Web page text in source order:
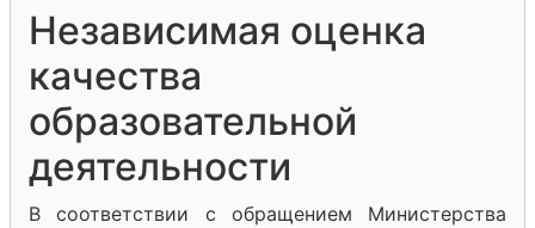
Независимая оценка
качества
образовательной
деятельности
В соответствии с обращением Министерства